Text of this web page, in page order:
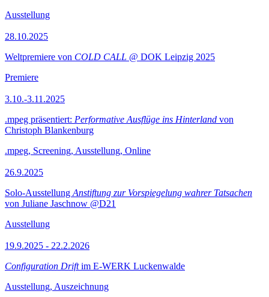
Ausstellung
28.10.2025
Weltpremiere von COLD CALL @ DOK Leipzig 2025
Premiere
3.10.-3.11.2025
.mpeg präsentiert: Performative Ausflüge ins Hinterland von
Christoph Blankenburg
.mpeg, Screening, Ausstellung, Online
26.9.2025
Solo-Ausstellung Anstiftung zur Vorspiegelung wahrer Tatsachen
von Juliane Jaschnow @D21
Ausstellung
19.9.2025 - 22.2.2026
Configuration Driftim E-WERK Luckenwalde
Ausstellung, Auszeichnung